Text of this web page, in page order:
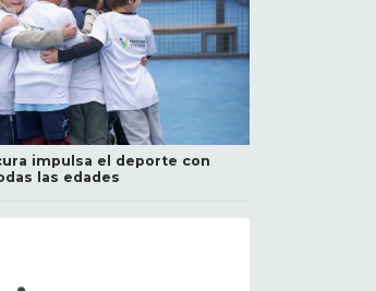
impulsa el deporte con
las edades